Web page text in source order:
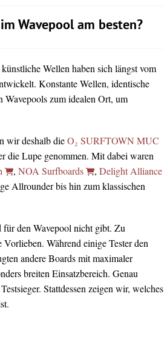
Wavepool am besten?
Wellen haben sich längst vom
Konstante Wellen, identische
zum idealen Ort, um
wir deshalb dieO₂ SURFTOWN MUC
die Lupe genommen. Mit dabei waren
, NOA Surfboards , Delight Alliance
Allrounder bis hin zum klassischen
für den Wavepool nicht gibt. Zu
Während einige Tester den
andere Boards mit maximaler
breiten Einsatzbereich. Genau
Stattdessen zeigen wir, welches